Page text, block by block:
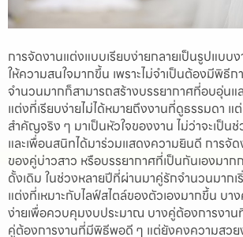
การจัดงานแต่งแบบเรียบง่ายกลายเป็นรูปแบบ
ให้ความสนใจมากขึ้น เพราะไม่จำเป็นต้องมีพิธี
จำนวนมากก็สามารถสร้างบรรยากาศที่อบอุ่นแ
แต่งที่เรียบง่ายไม่ได้หมายถึงงานที่ดูธรรมดา แ
สำคัญจริง ๆ มาเป็นหัวใจของงาน ไม่ว่าจะเป็น
และเพื่อนสนิทได้มาร่วมแสดงความยินดี การจั
ของคู่บ่าวสาว หรือบรรยากาศที่เป็นกันเองมา
ดั้งเดิม ในช่วงหลายปีที่ผ่านมาคู่รักจำนวนมาก
แต่งที่เหมาะกับไลฟ์สไตล์ของตัวเองมากขึ้น บา
ง่ายเพื่อควบคุมงบประมาณ บางคู่ต้องการงาน
คู่ต้องการงานที่มีพิธีพอดี ๆ แต่ยังคงความสวย